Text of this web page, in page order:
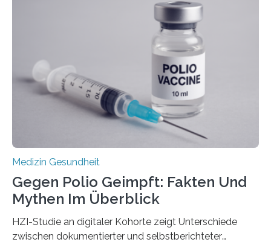
Dringend benötigt werden zielgerichtete Therapien, die
nur Tumorschwachstellen angreifen und normales
Gewebe verschonen. Forschende um Daniel Merk vom
Hertie-Institut für klinische Hirnforschung am
Universitätsklinikum Tübingen haben eine solche
Schwachstelle im Erbgut einer Untergruppe des
Medulloblastoms gefunden. Die Wilhelm Sander-
Stiftung unterstützte das Projekt…
Medizin Gesundheit
Gegen Polio Geimpft: Fakten Und
Mythen Im Überblick
HZI-Studie an digitaler Kohorte zeigt Unterschiede
zwischen dokumentierter und selbstberichteter